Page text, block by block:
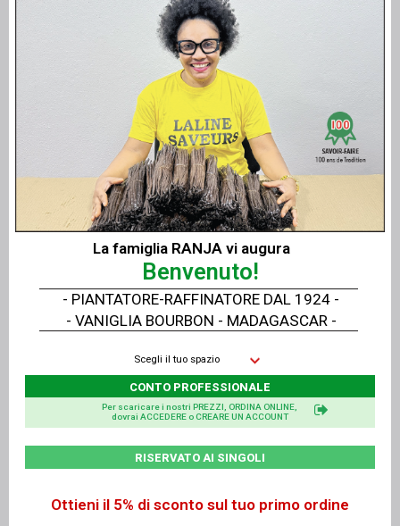
Condizioni Generali Vendite
Sconti - Pagamenti sicuri
Il nostro negozio in Albi
Ricette dolci / salate
Documentazione in 4 lingue
LISTINO PREZZI GENERALE 2026 Vaniglia LAVANY Bourbon
del Madagascar
La nostra famiglia in Madagascar
Chi siamo?
Le nostre Vaniglia Garantite - Parte 1 - Dalla coltivazione al
Le nostre Vaniglia Garantite - Parte 2 - Dalla raffinazione
alla distribuzione
I nostri terroir conservati
La famiglia RANJA vi augura
Benvenuto!
- VANIGLIA BOURBON - MADAGASCAR -
- PIANTATORE-RAFFINATORE DAL 1924 -
Scegli il tuo spazio
CONTO PROFESSIONALE
RISERVATO AI SINGOLI
Per scaricare i nostri PREZZI, ORDINA ONLINE,
dovrai ACCEDERE o CREARE UN ACCOUNT
Ottieni il 5% di sconto sul tuo primo ordine